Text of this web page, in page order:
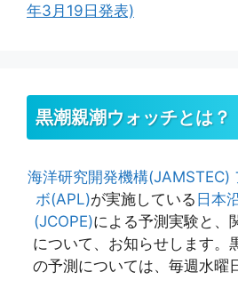
年3月19日発表)
黒潮親潮ウォッチとは？
海洋研究開発機構(JAMSTEC)
ボ(APL)が実施している 日本
(JCOPE)による予測実験と、
について、お知らせします。
の予測については、毎週水曜